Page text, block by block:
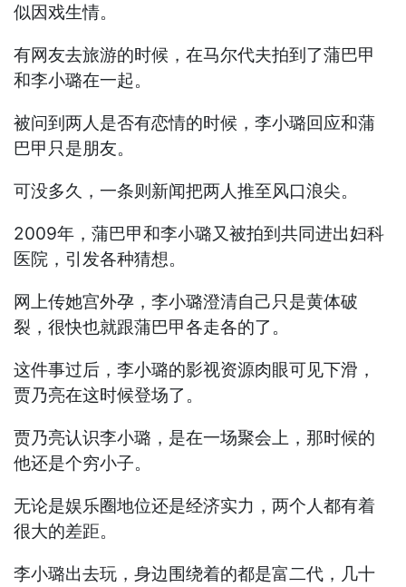
似因戏生情。
有网友去旅游的时候，在马尔代夫拍到了蒲巴甲
和李小璐在一起。
被问到两人是否有恋情的时候，李小璐回应和蒲
巴甲只是朋友。
可没多久，一条则新闻把两人推至风口浪尖。
2009年，蒲巴甲和李小璐又被拍到共同进出妇科
医院，引发各种猜想。
网上传她宫外孕，李小璐澄清自己只是黄体破
裂，很快也就跟蒲巴甲各走各的了。
这件事过后，李小璐的影视资源肉眼可见下滑，
贾乃亮在这时候登场了。
贾乃亮认识李小璐，是在一场聚会上，那时候的
他还是个穷小子。
无论是娱乐圈地位还是经济实力，两个人都有着
很大的差距。
李小璐出去玩，身边围绕着的都是富二代，几十